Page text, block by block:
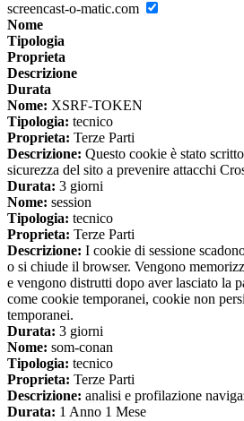
screencast-o-matic.com
Nome
Tipologia
Proprieta
Descrizione
Durata
Nome: XSRF-TOKEN
Tipologia: tecnico
Proprieta: Terze Parti
Descrizione: Questo cookie è stato
sicurezza del sito a prevenire attacchi
Durata: 3 giorni
Nome: session
Tipologia: tecnico
Proprieta: Terze Parti
Descrizione: I cookie di sessione
o si chiude il browser. Vengono
e vengono distrutti dopo aver lasciato la
come cookie temporanei, cookie non
temporanei.
Durata: 3 giorni
Nome: som-conan
Tipologia: tecnico
Proprieta: Terze Parti
Descrizione: analisi e profilazione
Durata: 1 Anno 1 Mese